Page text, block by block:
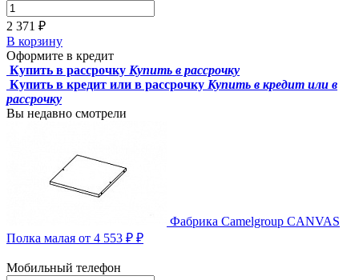
2 371 ₽
В корзину
Оформите в кредит
Купить в рассрочку Купить в рассрочку
Купить в кредит или в рассрочку Купить в кредит или в
рассрочку
Вы недавно смотрели
Фабрика Camelgroup CANVAS
Полка малая от 4 553 ₽ ₽
Мобильный телефон